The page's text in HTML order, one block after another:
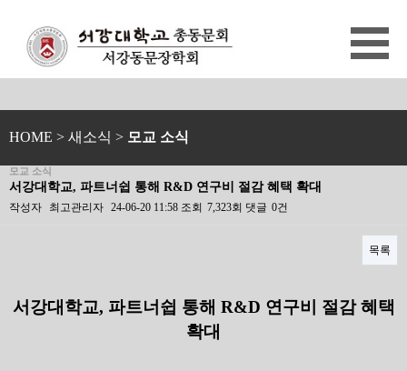
HOME > 새소식 > 모교 소식
모교 소식
서강대학교, 파트너쉽 통해 R&D 연구비 절감 혜택 확대
작성자 최고관리자 24-06-20 11:58 조회 7,323회 댓글 0건
목록
서강대학교, 파트너쉽 통해 R&D 연구비 절감 혜택
확대